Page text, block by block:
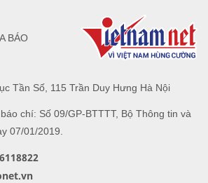
Tần Số, 115 Trần Duy Hưng Hà Nội
chí: Số 09/GP-BTTTT, Bộ Thông tin và
07/01/2019.
BÁO